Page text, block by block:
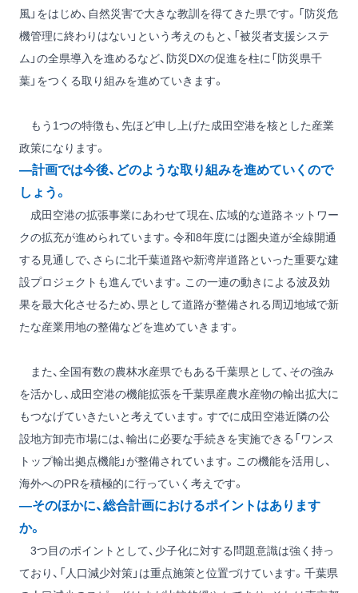
風」をはじめ、自然災害で大きな教訓を得てきた県です。「防災危
機管理に終わりはない」という考えのもと、「被災者支援システ
ム」の全県導入を進めるなど、防災DXの促進を柱に「防災県千
葉」をつくる取り組みを進めていきます。
もう1つの特徴も、先ほど申し上げた成田空港を核とした産業
政策になります。
―計画では今後、どのような取り組みを進めていくので
しょう。
成田空港の拡張事業にあわせて現在、広域的な道路ネットワー
クの拡充が進められています。令和8年度には圏央道が全線開通
する見通しで、さらに北千葉道路や新湾岸道路といった重要な建
設プロジェクトも進んでいます。この一連の動きによる波及効
果を最大化させるため、県として道路が整備される周辺地域で新
たな産業用地の整備などを進めていきます。
また、全国有数の農林水産県でもある千葉県として、その強み
を活かし、成田空港の機能拡張を千葉県産農水産物の輸出拡大に
もつなげていきたいと考えています。すでに成田空港近隣の公
設地方卸売市場には、輸出に必要な手続きを実施できる「ワンス
トップ輸出拠点機能」が整備されています。この機能を活用し、
海外へのPRを積極的に行っていく考えです。
―そのほかに、総合計画におけるポイントはあります
か。
3つ目のポイントとして、少子化に対する問題意識は強く持っ
ており、「人口減少対策」は重点施策と位置づけています。千葉県